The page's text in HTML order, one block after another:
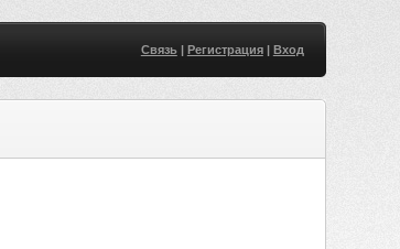
Связь| Регистрация| Вход